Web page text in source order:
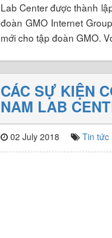
Lab Center được thành
đoàn GMO Internet
mới cho tập đoàn GMO.
CÁC SỰ KIỆN
NAM LAB
02 July 2018 Tin tức